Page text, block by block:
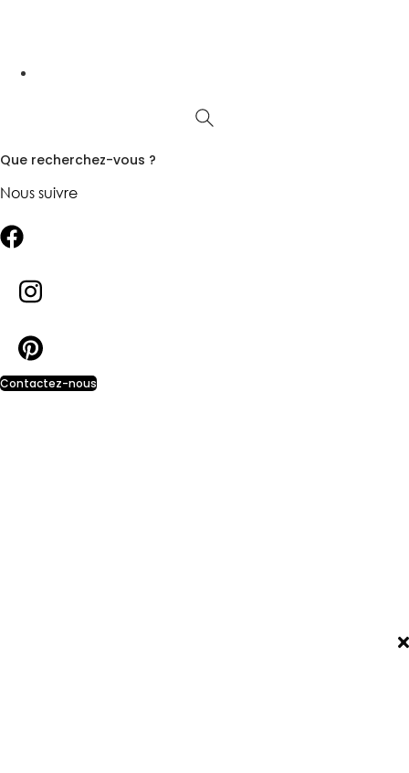
Que recherchez-vous ?
Nous suivre
Contactez-nous